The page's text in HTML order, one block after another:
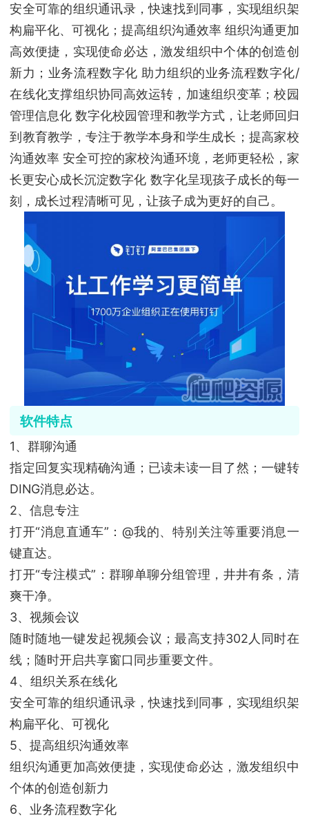
安全可靠的组织通讯录，快速找到同事，实现组织架
构扁平化、可视化；提高组织沟通效率 组织沟通更加
高效便捷，实现使命必达，激发组织中个体的创造创
新力；业务流程数字化 助力组织的业务流程数字化/
在线化支撑组织协同高效运转，加速组织变革；校园
管理信息化 数字化校园管理和教学方式，让老师回归
到教育教学，专注于教学本身和学生成长；提高家校
沟通效率 安全可控的家校沟通环境，老师更轻松，家
长更安心成长沉淀数字化 数字化呈现孩子成长的每一
刻，成长过程清晰可见，让孩子成为更好的自己。
软件特点
1、群聊沟通
指定回复实现精确沟通；已读未读一目了然；一键转
DING消息必达。
2、信息专注
打开“消息直通车”：@我的、特别关注等重要消息一
键直达。
打开“专注模式”：群聊单聊分组管理，井井有条，清
爽干净。
3、视频会议
随时随地一键发起视频会议；最高支持302人同时在
线；随时开启共享窗口同步重要文件。
4、组织关系在线化
安全可靠的组织通讯录，快速找到同事，实现组织架
构扁平化、可视化
5、提高组织沟通效率
组织沟通更加高效便捷，实现使命必达，激发组织中
个体的创造创新力
6、业务流程数字化